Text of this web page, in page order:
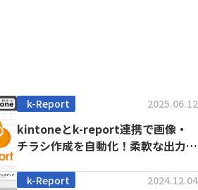
k-Report 2025.06.12
kintoneとk-report連携で画像・
チラシ作成を自動化！柔軟な出力設
k-Report 2024.12.04